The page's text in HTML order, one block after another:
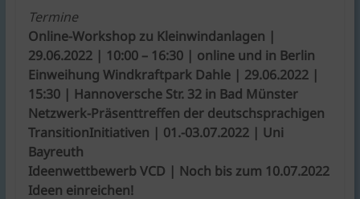
Termine
Online-Workshop zu Kleinwindanlagen |
29.06.2022 | 10:00 – 16:30 | online und in Berlin
Einweihung Windkraftpark Dahle | 29.06.2022 |
15:30 | Hannoversche Str. 32 in Bad Münster
Netzwerk-Präsenttreffen der deutschsprachigen
TransitionInitiativen | 01.-03.07.2022 | Uni
Bayreuth
Ideenwettbewerb VCD | Noch bis zum 10.07.2022
Ideen einreichen!